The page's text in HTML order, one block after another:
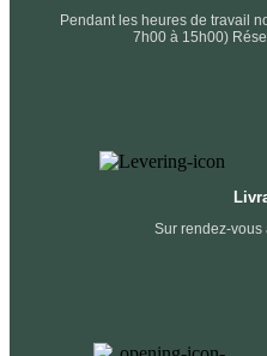
Pendant les heures de travail
7h00 à 15h00)
Sur rendez-vous